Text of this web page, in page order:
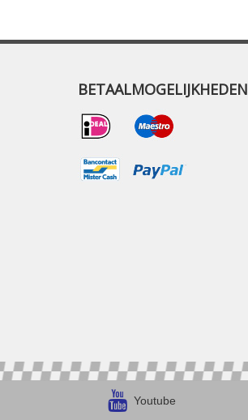
BETAALMOGELIJKHEDEN
Youtube